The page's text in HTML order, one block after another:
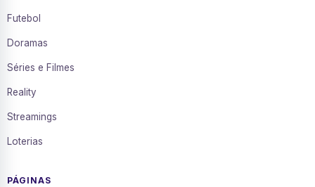
Futebol
Doramas
Séries e Filmes
Reality
Streamings
Loterias
PÁGINAS